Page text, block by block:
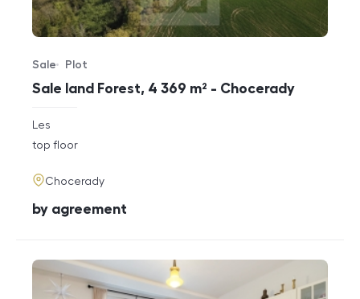
Sale land Forest, 4 369 m² - Chocerady
Offer type
Sale
Property type
Plot
rozměry
Les
funkce
top floor
adresa
Chocerady
cena
by agreement